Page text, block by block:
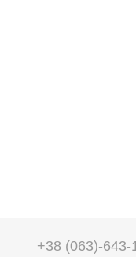
+38 (063)-643-